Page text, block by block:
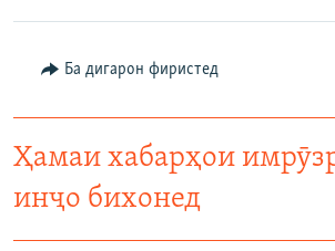
Ба дигарон фиристед
Ҳамаи хабарҳои
инҷо бихонед